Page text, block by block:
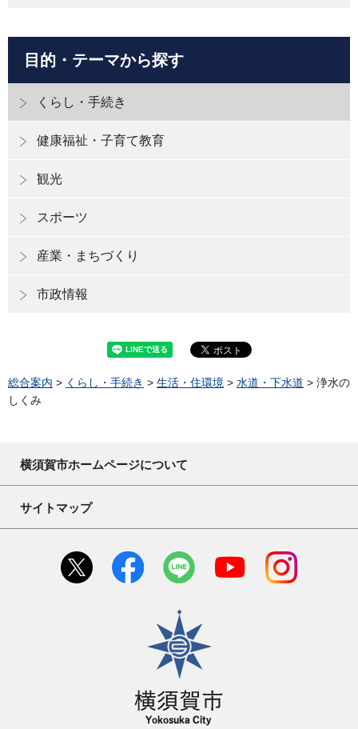
目的・テーマから探す
くらし・手続き
健康福祉・子育て教育
観光
スポーツ
産業・まちづくり
市政情報
総合案内 > くらし・手続き > 生活・住環境 > 水道・下水道 > 浄水の
しくみ
横須賀市ホームページについて
サイトマップ
横須賀市